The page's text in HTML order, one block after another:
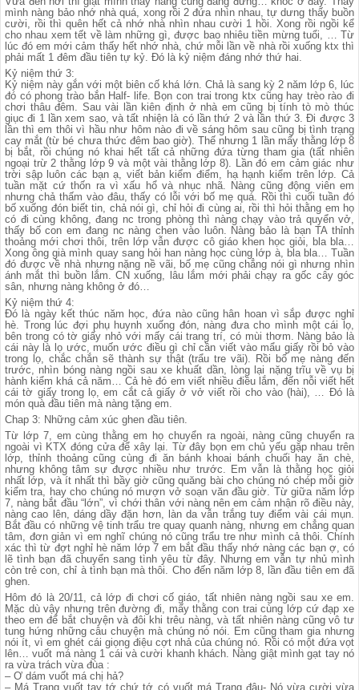
mình nàng bảo nhớ nhà quá, xong rồi 2 đứa nhìn nhau, tự dưng thấy buồn
cười, rồi thì quên hết cả nhớ nhà nhìn nhau cười 1 hồi. Xong rồi ngồi kể
cho nhau xem tết về làm những gì, được bao nhiêu tiền mừng tuổi, … Từ
lúc đó em mới cảm thấy hết nhớ nhà, chứ mỗi lần về nhà rồi xuống ktx thì
phải mất 1 đêm đầu tiên tự kỷ. Đó là kỷ niệm đáng nhớ thứ hai.
Kỷ niệm thứ 3:
Kỷ niệm này gắn với một biên cố khá lớn. Chả là sang kỳ 2 năm lớp 6, lúc
đó có phong trào bắn Half- life. Bọn con trai trong ktx cũng hay trèo rào đi
chơi thâu đêm. Sau vài lần kiên định ở nhà em cũng bị tính tò mò thúc
giục đi 1 lần xem sao, và tất nhiện là có lần thứ 2 và lần thứ 3. Đi được 3
lần thì em thôi vì hầu như hôm nào đi về sáng hôm sau cũng bị tình trạng
cay mắt (từ bé chưa thức đêm bao giờ). Thế nhưng 1 lần mấy thằng lớp 8
bị bắt, rồi chúng nó khai hết tất cả những đứa từng tham gia (tất nhiên
ngoại trừ 2 thằng lớp 9 và một vài thằng lớp 8). Lần đó em cảm giác như
trời sập luôn các bạn ạ, viết bản kiểm điểm, hạ hạnh kiểm trên lớp. Cả
tuần mặt cứ thốn ra vì xấu hổ và nhục nhã. Nàng cũng động viên em
nhưng chả thấm vào đâu, thấy có lỗi với bố mẹ quá. Rồi thì cuổi tuần đó
bố xuống đón biết tin, chả nói gì, chỉ hỏi đi cùng ai, rồi thì hỏi thằng em họ
có đi cùng không, đang nc trong phòng thì nàng chạy vào trả quyển vở,
thấy bố con em đang nc nàng chen vào luôn. Nàng bảo là bạn TA thỉnh
thoảng mới chơi thôi, trên lớp vẫn được cô giáo khen học giỏi, bla bla…
Xong ông già mình quay sang hỏi han nàng học cùng lớp à, bla bla… Tuần
đó được về nhà nhưng nặng nề vãi, bố mẹ cũng chẳng nói gì nhưng nhìn
ánh mắt thì buồn lắm. CN xuống, lâu lắm mới phải chạy ra gốc cây góc
sân, nhưng nàng không ở đó…
Kỷ niệm thứ 4:
Đó là ngày kết thúc năm học, đứa nào cũng hân hoan vì sắp được nghỉ
hè. Trong lúc đợi phụ huynh xuống đón, nàng đưa cho mình một cái lọ,
bên trong có tờ giấy nhỏ với mấy cái trang trí, có mùi thơm. Nàng bảo là
cái này là lọ ước, muốn ước điều gì chỉ cần viết vào mẩu giấy rồi bỏ vào
trong lọ, chắc chắn sẽ thành sự thật (trẩu tre vãi). Rồi bố mẹ nàng đến
trước, nhìn bóng nàng ngồi sau xe khuất dần, lòng lại nặng trĩu về vụ bị
hành kiểm khá cả năm… Cả hè đó em viết nhiều điều lắm, đến nỗi viết hết
cái tờ giấy trong lọ, em cắt cả giấy ở vở viết rồi cho vào (hài), … Đó là
món quà đầu tiên mà nàng tặng em.
Chap 3: Những cảm xúc ghen đầu tiên.
Từ lớp 7, em cùng thằng em họ chuyển ra ngoài, nàng cũng chuyển ra
ngoài vì KTX đóng cửa để xây lại. Từ đây bọn em chủ yếu gặp nhau trên
lớp, thỉnh thoảng cũng cùng đi ăn bánh khoai bánh chuối hay ăn chè,
nhưng không tâm sự được nhiều như trước. Em vẫn là thằng học giỏi
nhất lớp, và ít nhất thì bầy giờ cũng quăng bài cho chúng nó chép mỗi giờ
kiểm tra, hay cho chúng nó mượn vở soạn văn đầu giờ. Từ giữa năm lớp
7, nàng bắt đầu “lớn”, vì chới thân với nàng nên em cảm nhận rõ điều này,
nàng cao lên, dáng dầy đặn hơn, làn da vẫn trắng tuy điểm vài cái mụn.
Bắt đầu có những vệ tinh trẩu tre quay quanh nàng, nhưng em chẳng quan
tâm, đơn giản vì em nghĩ chúng nó cũng trẩu tre như mình cả thôi. Chính
xác thì từ đợt nghỉ hè năm lớp 7 em bắt đầu thấy nhớ nàng các bạn ợ, có
lẽ tình bạn đã chuyển sang tình yêu từ đây. Nhưng em vẫn tự nhủ mình
còn trẻ con, chỉ à tình bạn mà thôi. Cho đến năm lớp 8, lần đầu tiên em đã
ghen.
Hôm đó là 20/11, cả lớp đi chơi cố giáo, tất nhiên nàng ngồi sau xe em.
Mặc dù vậy nhưng trên đường đi, mấy thằng con trai cùng lớp cứ đạp xe
theo em để bắt chuyện và đôi khi trêu nàng, và tất nhiên nàng cũng vô tư
tung hứng những câu chuyện mà chúng nó nói. Em cũng tham gia nhưng
nói ít, vì em ghét cái giọng điệu cợt nhả của chúng nó. Rồi có một đứa vọt
lên… vuốt má nàng 1 cái và cười khanh khách. Nàng giật mình gạt tay nó
ra vừa trách vừa đùa :
– Ơ dám vuốt má chị hả?
– Má Trang vuốt tay tớ chứ tớ có vuốt má Trang đâu- Nó vừa cười vừa